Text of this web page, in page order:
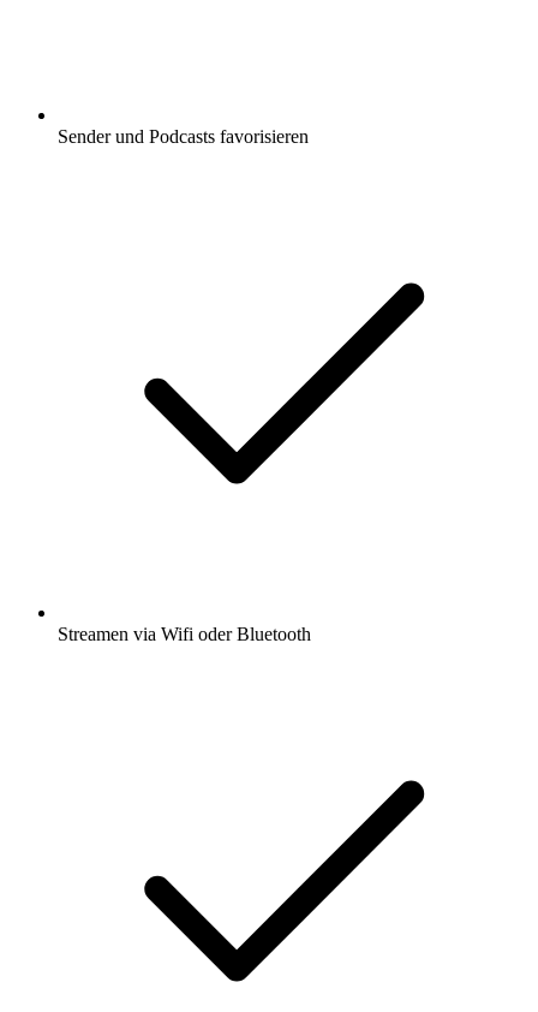
Sender und Podcasts favorisieren
Streamen via Wifi oder Bluetooth